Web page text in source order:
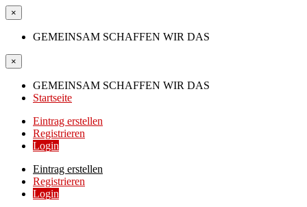
×
GEMEINSAM SCHAFFEN WIR DAS
×
GEMEINSAM SCHAFFEN WIR DAS
Startseite
Eintrag erstellen
Registrieren
Login
Eintrag erstellen
Registrieren
Login